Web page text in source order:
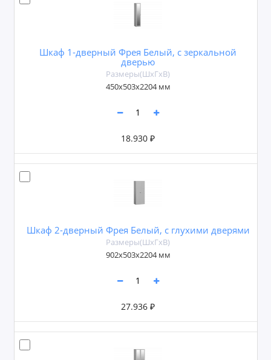
Шкаф 1-дверный Фрея Белый, с зеркальной
дверью
Размеры(ШxГxВ)
450х503х2204 мм
18.930 ₽
Шкаф 2-дверный Фрея Белый, с глухими дверями
Размеры(ШxГxВ)
902х503х2204 мм
27.936 ₽